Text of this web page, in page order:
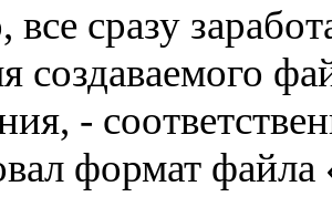
все сразу
создаваемого
-
формат